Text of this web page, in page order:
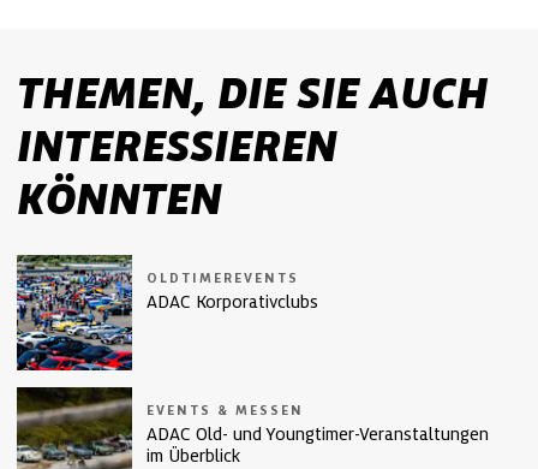
THEMEN, DIE SIE AUCH
INTERESSIEREN
KÖNNTEN
OLDTIMEREVENTS
ADAC Korporativclubs
EVENTS & MESSEN
ADAC Old- und Youngtimer-Veranstaltungen
im Überblick